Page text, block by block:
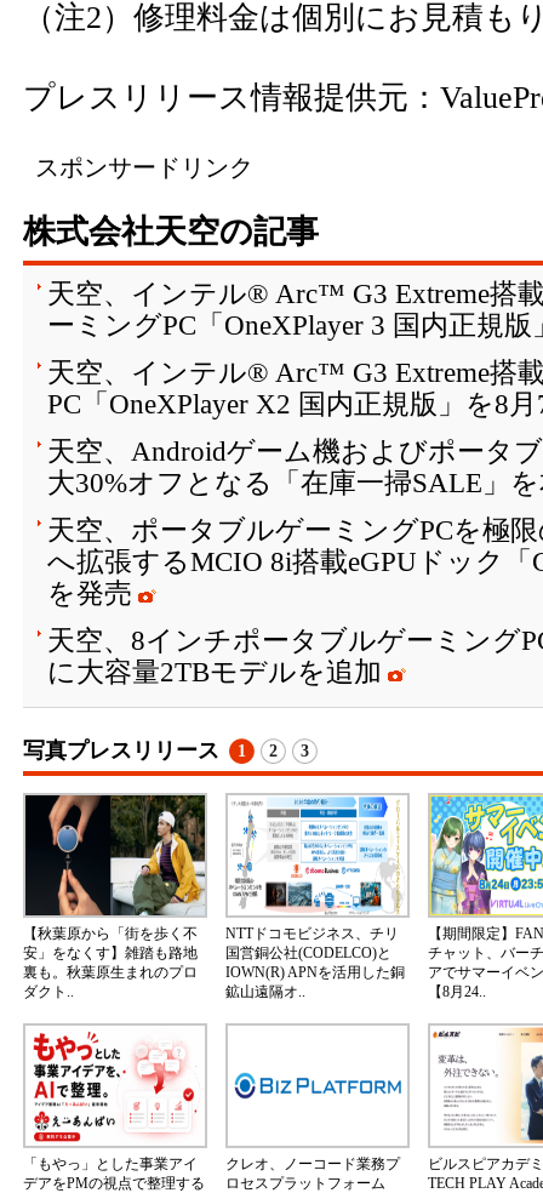
（注2）修理料金は個別にお見積も
プレスリリース情報提供元：
スポンサードリンク
株式会社天空の記事
天空、インテル® Arc™ G3 Extreme搭
ーミングPC「OneXPlayer 3 国内正規
天空、インテル® Arc™ G3 Extreme搭
PC「OneXPlayer X2 国内正規版」を8
天空、Androidゲーム機およびポータ
大30%オフとなる「在庫一掃SALE」
天空、ポータブルゲーミングPCを極
へ拡張するMCIO 8i搭載eGPUドック「
を発売
天空、8インチポータブルゲーミング
に大容量2TBモデルを追加
写真プレスリリース 1 2 3
【秋葉原から「街を歩く不
安」をなくす】雑踏も路地
裏も。秋葉原生まれのプロ
ダクト..
NTTドコモビジネス、チリ
国営銅公社(CODELCO)と
IOWN(R) APNを活用した銅
鉱山遠隔オ..
【期間限定】
チャット、バー
アでサマーイベ
【8月24..
「もやっ」とした事業アイ
デアをPMの視点で整理する
クレオ、ノーコード業務プ
ロセスプラットフォーム
ビルスピアカデ
TECH PLAY